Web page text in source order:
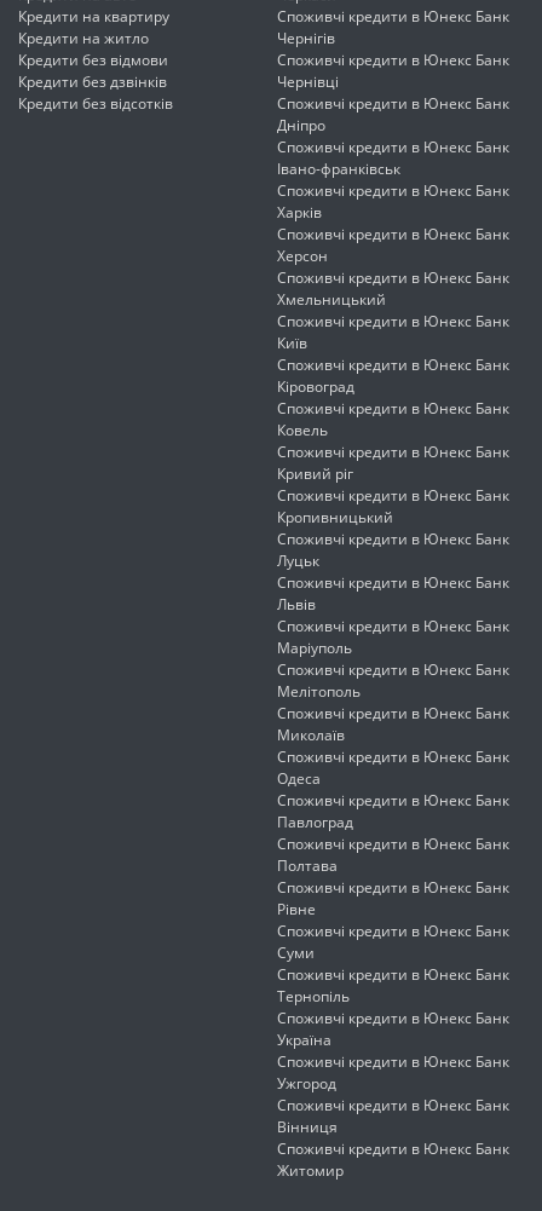
Кредити на квартиру
Кредити на житло
Кредити без відмови
Кредити без дзвінків
Кредити без відсотків
Споживчі кредити в Юнекс Банк
Чернігів
Споживчі кредити в Юнекс Банк
Чернівці
Споживчі кредити в Юнекс Банк
Дніпро
Споживчі кредити в Юнекс Банк
Івано-франківськ
Споживчі кредити в Юнекс Банк
Харків
Споживчі кредити в Юнекс Банк
Херсон
Споживчі кредити в Юнекс Банк
Хмельницький
Споживчі кредити в Юнекс Банк
Київ
Споживчі кредити в Юнекс Банк
Кіровоград
Споживчі кредити в Юнекс Банк
Ковель
Споживчі кредити в Юнекс Банк
Кривий ріг
Споживчі кредити в Юнекс Банк
Кропивницький
Споживчі кредити в Юнекс Банк
Луцьк
Споживчі кредити в Юнекс Банк
Львів
Споживчі кредити в Юнекс Банк
Маріуполь
Споживчі кредити в Юнекс Банк
Мелітополь
Споживчі кредити в Юнекс Банк
Миколаїв
Споживчі кредити в Юнекс Банк
Одеса
Споживчі кредити в Юнекс Банк
Павлоград
Споживчі кредити в Юнекс Банк
Полтава
Споживчі кредити в Юнекс Банк
Рівне
Споживчі кредити в Юнекс Банк
Суми
Споживчі кредити в Юнекс Банк
Тернопіль
Споживчі кредити в Юнекс Банк
Україна
Споживчі кредити в Юнекс Банк
Ужгород
Споживчі кредити в Юнекс Банк
Вінниця
Споживчі кредити в Юнекс Банк
Житомир